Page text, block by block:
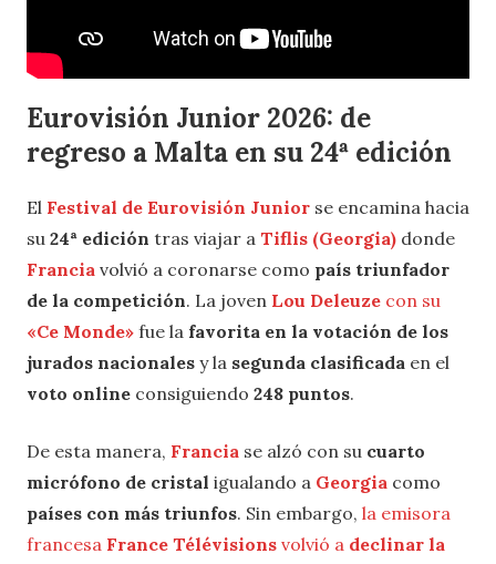
Eurovisión Junior 2026: de
regreso a Malta en su 24ª edición
El Festival de Eurovisión Junior se encamina hacia
su 24ª edición tras viajar a Tiflis (Georgia) donde
Francia volvió a coronarse como país triunfador
de la competición. La joven Lou Deleuze con su
«Ce Monde» fue la favorita en la votación de los
jurados nacionales y la segunda clasificada en el
voto online consiguiendo 248 puntos.
De esta manera, Francia se alzó con su cuarto
micrófono de cristal igualando a Georgia como
países con más triunfos. Sin embargo, la emisora
francesa France Télévisions volvió a declinar la